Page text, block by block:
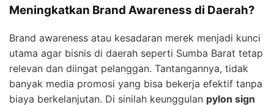
Meningkatkan Brand Awareness di Daerah?
Brand awareness atau kesadaran merek menjadi kunci
utama agar bisnis di daerah seperti Sumba Barat tetap
relevan dan diingat pelanggan. Tantangannya, tidak
banyak media promosi yang bisa bekerja efektif tanpa
biaya berkelanjutan. Di sinilah keunggulan pylon sign